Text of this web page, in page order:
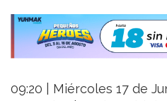
09:20 | Miércoles 17 de